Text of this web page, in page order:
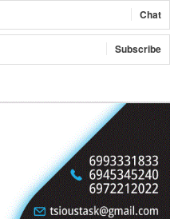
Chat
Subscribe